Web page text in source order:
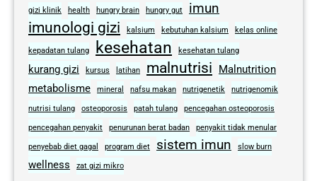
gizi klinik health hungry brain hungry gut imun
imunologi gizi kalsium kebutuhan kalsium kelas online
kepadatan tulang kesehatan kesehatan tulang
kurang gizi kursus latihan malnutrisi
Malnutrition
metabolisme
mineral nafsu makan nutrigenetik nutrigenomik
nutrisi tulang osteoporosis patah tulang pencegahan osteoporosis
pencegahan penyakit penurunan berat badan penyakit tidak menular
penyebab diet gagal program diet sistem imun slow burn
wellness zat gizi mikro